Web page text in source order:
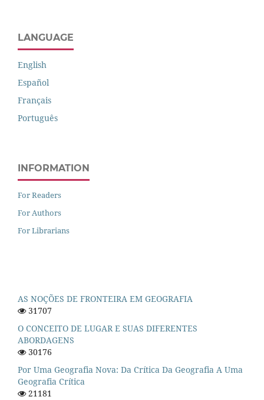
LANGUAGE
English
Español
Français
Português
INFORMATION
For Readers
For Authors
For Librarians
AS NOÇÕES DE FRONTEIRA EM GEOGRAFIA
31707
O CONCEITO DE LUGAR E SUAS DIFERENTES
ABORDAGENS
30176
Por Uma Geografia Nova: Da Crítica Da Geografia A Uma
Geografia Crítica
21181